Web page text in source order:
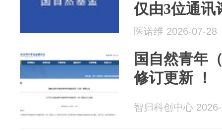
仅由3位通讯
医诺维 2026-07-28
国自然青年
修订更新 ！
智归科创中心